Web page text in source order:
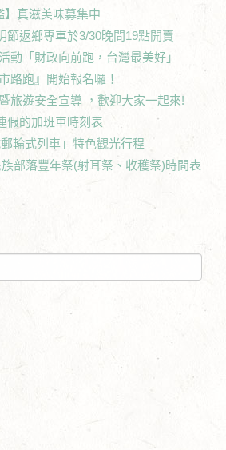
】真滋美味募集中
節返鄉專車於3/30晚間19點開賣
動「財政向前跑，台灣最美好」
路跑』開始報名囉！
旅遊安全宣導 ，歡迎大家一起來!
假的加班車時刻表
郵輪式列車」特色觀光行程
部落豐年祭(射耳祭、收穫祭)時間表